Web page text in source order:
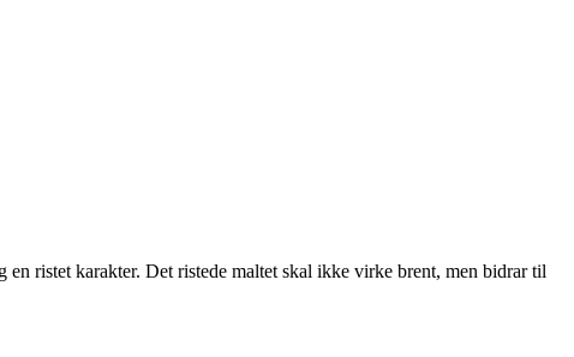
ristet karakter. Det ristede maltet skal ikke virke brent, men bidrar til